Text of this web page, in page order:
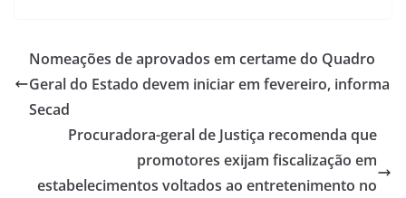
Nomeações de aprovados em certame do Quadro
Geral do Estado devem iniciar em fevereiro, informa
Secad
Procuradora-geral de Justiça recomenda que
promotores exijam fiscalização em
estabelecimentos voltados ao entretenimento no